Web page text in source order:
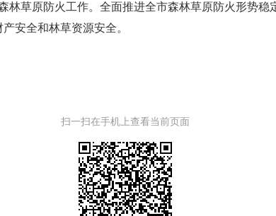
林草原防火工作。全面推进全市森林草原防火形势
安全和林草资源安全。
扫一扫在手机上查看当前页面